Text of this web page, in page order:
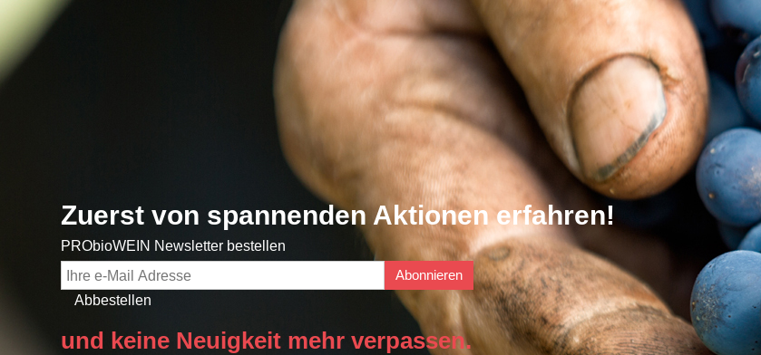
Zuerst von spannenden Aktionen erfahren!
PRObioWEIN Newsletter bestellen
Abonnieren
Abbestellen
und keine Neuigkeit mehr verpassen.